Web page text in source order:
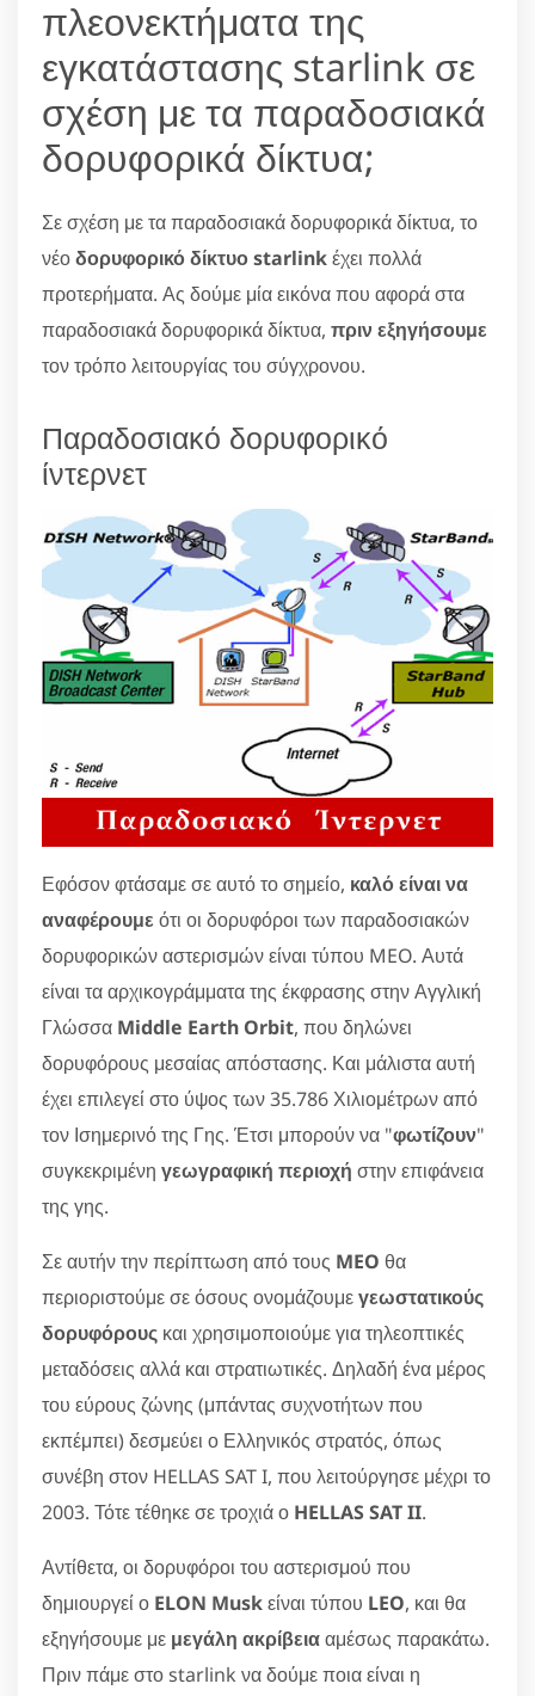
πλεονεκτήματα της
εγκατάστασης starlink σε
σχέση με τα παραδοσιακά
δορυφορικά δίκτυα;
Σε σχέση με τα παραδοσιακά δορυφορικά δίκτυα, το
νέοδορυφορικό δίκτυο starlinkέχει πολλά
προτερήματα. Ας δούμε μία εικόνα που αφορά στα
παραδοσιακά δορυφορικά δίκτυα, πριν εξηγήσουμε
τον τρόπο λειτουργίας του σύγχρονου.
Παραδοσιακό δορυφορικό
ίντερνετ
Εφόσον φτάσαμε σε αυτό το σημείο, καλό είναι να
αναφέρουμε ότι οι δορυφόροι των παραδοσιακών
δορυφορικών αστερισμών είναι τύπου MEO. Αυτά
είναι τα αρχικογράμματα της έκφρασης στην Αγγλική
Γλώσσα Middle Earth Orbit, που δηλώνει
δορυφόρους μεσαίας απόστασης. Και μάλιστα αυτή
έχει επιλεγεί στο ύψος των 35.786 Χιλιομέτρων από
τον Ισημερινό της Γης. Έτσι μπορούν να "φωτίζουν"
συγκεκριμένη γεωγραφική περιοχή στην επιφάνεια
της γης.
Σε αυτήν την περίπτωση από τους MEO θα
περιοριστούμε σε όσους ονομάζουμεγεωστατικούς
δορυφόρους και χρησιμοποιούμε για τηλεοπτικές
μεταδόσεις αλλά και στρατιωτικές. Δηλαδή ένα μέρος
του εύρους ζώνης (μπάντας συχνοτήτων που
εκπέμπει) δεσμεύει ο Ελληνικός στρατός, όπως
συνέβη στον HELLAS SAT I, που λειτούργησε μέχρι το
2003. Τότε τέθηκε σε τροχιά ο HELLAS SAT II.
Αντίθετα, οι δορυφόροι του αστερισμού που
δημιουργεί ο ELON Muskείναι τύπου LEO, και θα
εξηγήσουμε με μεγάλη ακρίβειααμέσως παρακάτω.
Πριν πάμε στο starlink να δούμε ποια είναι η